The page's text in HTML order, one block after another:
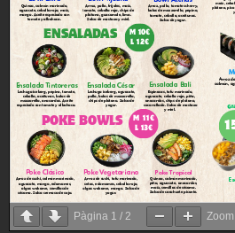
Pàgina 1 / 2 Zoom